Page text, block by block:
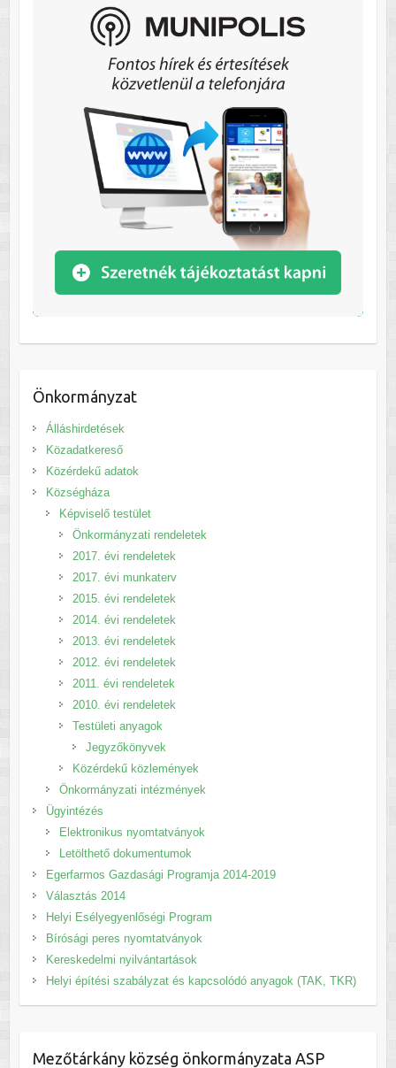
Önkormányzat
Álláshirdetések
Közadatkereső
Közérdekű adatok
Községháza
Képviselő testület
Önkormányzati rendeletek
2017. évi rendeletek
2017. évi munkaterv
2015. évi rendeletek
2014. évi rendeletek
2013. évi rendeletek
2012. évi rendeletek
2011. évi rendeletek
2010. évi rendeletek
Testületi anyagok
Jegyzőkönyvek
Közérdekű közlemények
Önkormányzati intézmények
Ügyintézés
Elektronikus nyomtatványok
Letölthető dokumentumok
Egerfarmos Gazdasági Programja 2014-2019
Választás 2014
Helyi Esélyegyenlőségi Program
Bírósági peres nyomtatványok
Kereskedelmi nyilvántartások
Helyi építési szabályzat és kapcsolódó anyagok (TAK, TKR)
Mezőtárkány község önkormányzata ASP